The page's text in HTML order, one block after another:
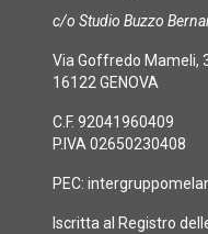
c/o Studio Buzzo
Via Goffredo Mameli,
16122 GENOVA
C.F. 92041960409
P.IVA 02650230408
PEC:
Iscritta al Registro